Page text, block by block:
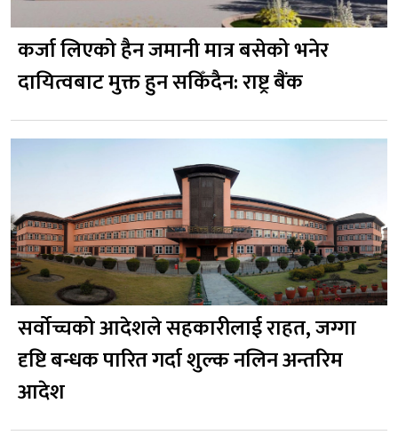
कर्जा लिएको हैन जमानी मात्र बसेको भनेर
दायित्वबाट मुक्त हुन सकिँदैन: राष्ट्र बैंक
सर्वोच्चको आदेशले सहकारीलाई राहत, जग्गा
दृष्टि बन्धक पारित गर्दा शुल्क नलिन अन्तरिम
आदेश